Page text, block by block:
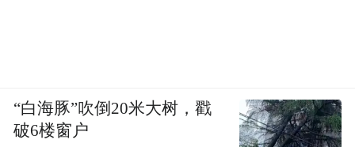
“白海豚”吹倒20米大树，戳
破6楼窗户